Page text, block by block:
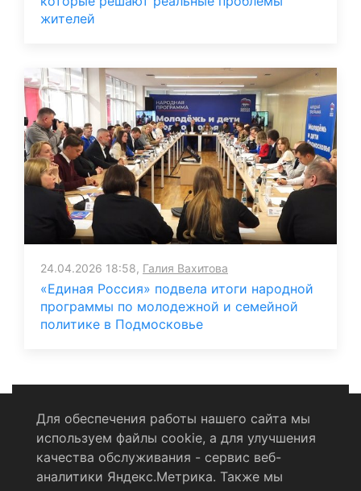
жителей
24.04.2026 18:58, Галия Вахитова
«Единая Россия» подвела итоги народной
программы по молодежной и семейной
политике в Подмосковье
Политика конфиденциальности
Согласие на обработку персональных данных
Для обеспечения работы нашего сайта мы
используем файлы cookie, а для улучшения
качества обслуживания - сервис веб-
аналитики Яндекс.Метрика. Также мы